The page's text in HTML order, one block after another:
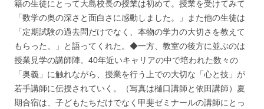
籍の生徒にとって大島校長の授業は初めて。授業を受けてみて
「数学の奥の深さと面白さに感動しました。」また他の生徒は
「定期試験の過去問だけでなく、本物の学力の大切さを教えて
もらった。」と語ってくれた。◆一方、教室の後方に並ぶのは
授業見学の講師陣。40年近いキャリアの中で培われた数々の
「奥義」に触れながら、授業を行う上での大切な「心と技」が
若手講師に伝授されていく。（写真は樋口講師と依田講師）夏
期合宿は、子どもたちだけでなく甲斐ゼミナールの講師にとっ